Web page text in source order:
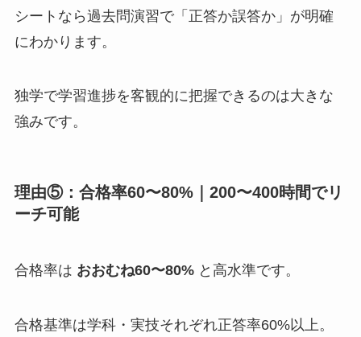
シートなら過去問演習で「正答か誤答か」が明確
にわかります。
独学で学習進捗を客観的に把握できるのは大きな
強みです。
理由⑤：合格率60〜80%｜200〜400時間でリ
ーチ可能
合格率は おおむね60〜80%と高水準です。
合格基準は学科・実技それぞれ正答率60%以上。